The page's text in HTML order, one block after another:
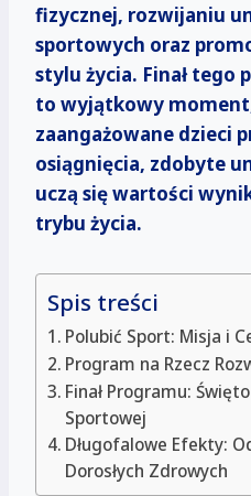
fizycznej, rozwijaniu
sportowych oraz
stylu życia. Finał tego
to wyjątkowy
zaangażowane dzieci
osiągnięcia, zdobyte
uczą się wartości
trybu życia.
Spis treści
Polubić Sport: Misja i
Program na Rzecz
Finał Programu:
Sportowej
Długofalowe Efekty:
Dorosłych Zdrowych